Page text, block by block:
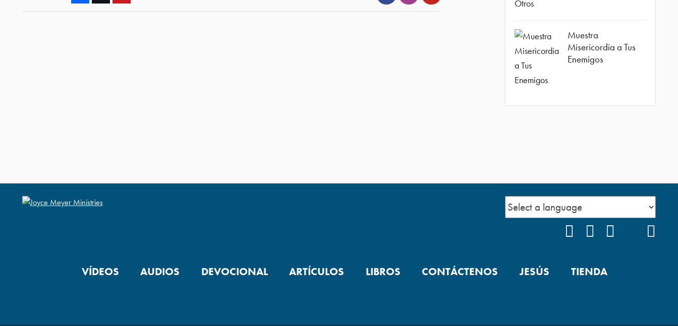
Muestra
Misericordia a Tus
Enemigos
VÍDEOS AUDIOS DEVOCIONAL ARTÍCULOS LIBROS CONTÁCTENOS JESÚS TIENDA